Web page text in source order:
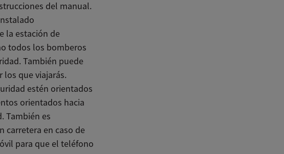
del manual.
la estación de
todos los bomberos
También puede
los que viajarás.
estén orientados
orientados hacia
También es
carretera en caso de
para que el teléfono